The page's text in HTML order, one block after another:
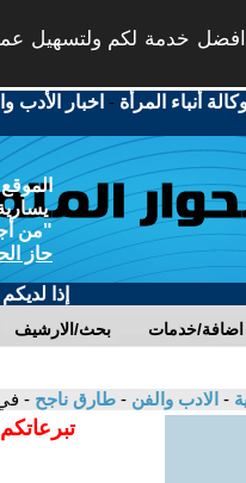
افضل خدمة لكم ولتسهيل
أنباء المرأة - اخبار الأدب
"من
حاز
إذا
بحث/الارشيف اضافة/خدمات
- الادب والفن - طارق ناجح -